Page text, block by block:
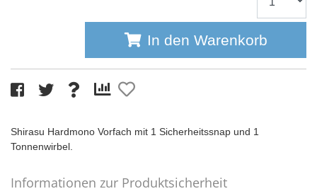
In den Warenkorb
Shirasu Hardmono Vorfach mit 1 Sicherheitssnap und 1
Tonnenwirbel.
Informationen zur Produktsicherheit